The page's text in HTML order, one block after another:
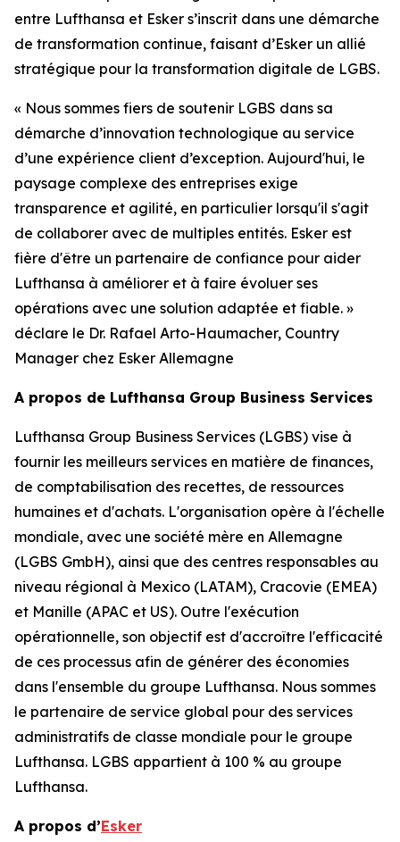
entre Lufthansa et Esker s’inscrit dans une démarche
de transformation continue, faisant d’Esker un allié
stratégique pour la transformation digitale de LGBS.
« Nous sommes fiers de soutenir LGBS dans sa
démarche d’innovation technologique au service
d’une expérience client d’exception. Aujourd'hui, le
paysage complexe des entreprises exige
transparence et agilité, en particulier lorsqu'il s'agit
de collaborer avec de multiples entités. Esker est
fière d'être un partenaire de confiance pour aider
Lufthansa à améliorer et à faire évoluer ses
opérations avec une solution adaptée et fiable. »
déclare le Dr. Rafael Arto-Haumacher, Country
Manager chez Esker Allemagne
A propos de Lufthansa Group Business Services
Lufthansa Group Business Services (LGBS) vise à
fournir les meilleurs services en matière de finances,
de comptabilisation des recettes, de ressources
humaines et d'achats. L'organisation opère à l'échelle
mondiale, avec une société mère en Allemagne
(LGBS GmbH), ainsi que des centres responsables au
niveau régional à Mexico (LATAM), Cracovie (EMEA)
et Manille (APAC et US). Outre l'exécution
opérationnelle, son objectif est d'accroître l'efficacité
de ces processus afin de générer des économies
dans l'ensemble du groupe Lufthansa. Nous sommes
le partenaire de service global pour des services
administratifs de classe mondiale pour le groupe
Lufthansa. LGBS appartient à 100 % au groupe
Lufthansa.
A propos d’Esker